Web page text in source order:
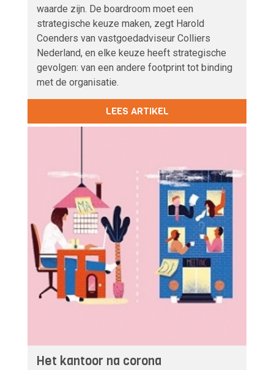
waarde zijn. De boardroom moet een
strategische keuze maken, zegt Harold
Coenders van vastgoedadviseur Colliers
Nederland, en elke keuze heeft strategische
gevolgen: van een andere footprint tot binding
met de organisatie.
LEES ARTIKEL
Het kantoor na corona